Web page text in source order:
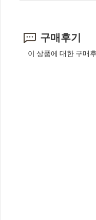
구매후기
이 상품에 대한 구매